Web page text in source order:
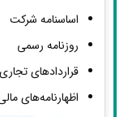
اساسنامه شرکت
روزنامه رسمی
قراردادهای تجاری
اظهارنامه‌های